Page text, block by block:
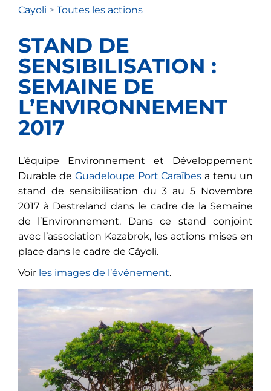
Cayoli > Toutes les actions
STAND DE
SENSIBILISATION :
SEMAINE DE
L’ENVIRONNEMENT
2017
L’équipe Environnement et Développement
Durable de Guadeloupe Port Caraïbes a tenu un
stand de sensibilisation du 3 au 5 Novembre
2017 à Destreland dans le cadre de la Semaine
de l’Environnement. Dans ce stand conjoint
avec l’association Kazabrok, les actions mises en
place dans le cadre de Cáyoli.
Voir les images de l’événement.